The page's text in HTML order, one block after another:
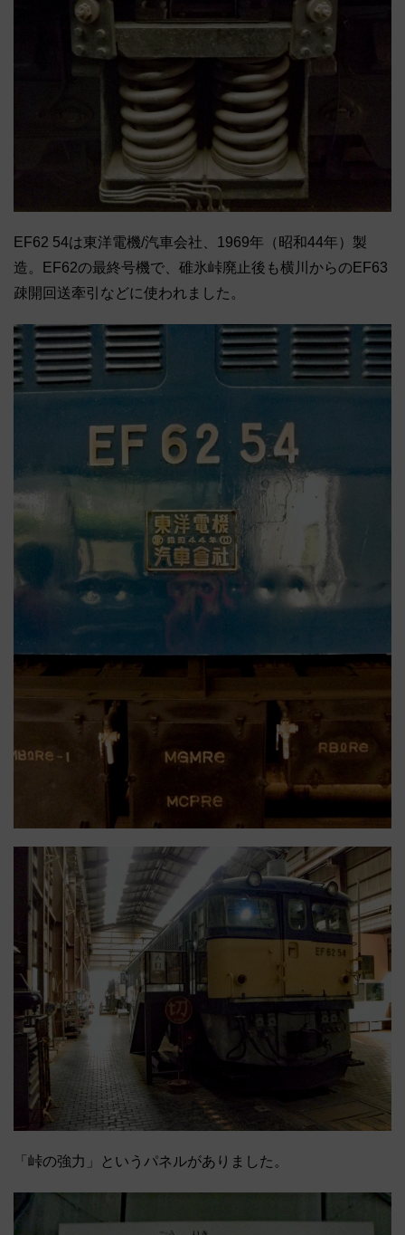
EF62 54は東洋電機/汽車会社、1969年（昭和44年）製
造。EF62の最終号機で、碓氷峠廃止後も横川からのEF63
疎開回送牽引などに使われました。
「峠の強力」というパネルがありました。